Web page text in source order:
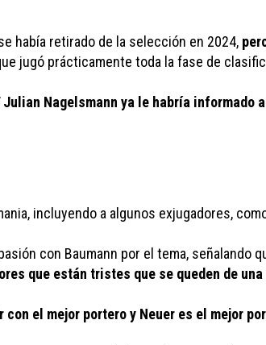
había retirado de la selección en 2024,
jugó prácticamente toda la fase de
Julian Nagelsmann ya le habría informado
incluyendo a algunos exjugadores,
con Baumann por el tema, señalando
que están tristes que se queden de
con el mejor portero y Neuer es el mejor